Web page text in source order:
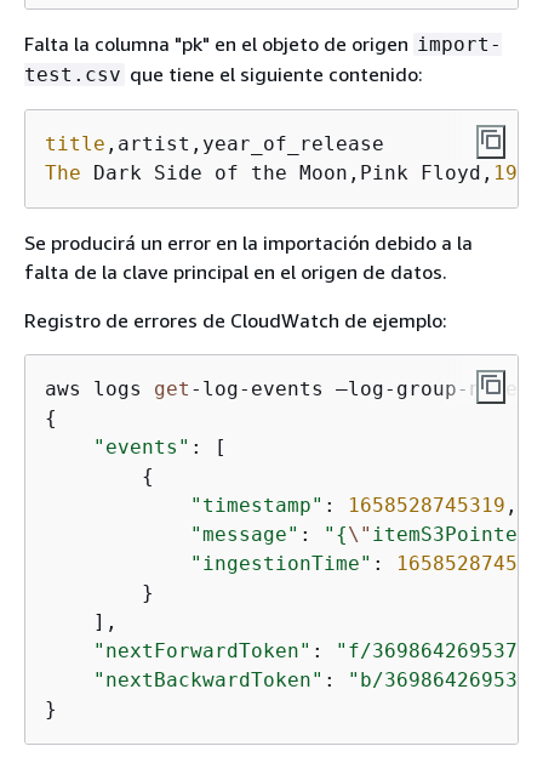
Falta la columna "pk" en el objeto de origen import-
test.csv que tiene el siguiente contenido:
title
The Dark Side of the Moon,Pink Floyd, 1973
Se producirá un error en la importación debido a la
falta de la clave principal en el origen de datos.
Registro de errores de CloudWatch de ejemplo:
aws logs get - log- events —log- group- name
{
"events" : [
{
"timestamp" : 1658528745319 ,
"message" : " {\" itemS3Pointer
"ingestionTime" :
        }
    ],
"nextForwardToken" :
"f/
"nextBackwardToken" :
"b/
}